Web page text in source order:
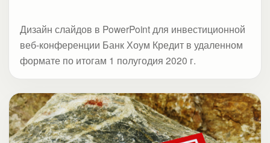
Дизайн слайдов в PowerPoint для инвестиционной
веб-конференции Банк Хоум Кредит в удаленном
формате по итогам 1 полугодия 2020 г.